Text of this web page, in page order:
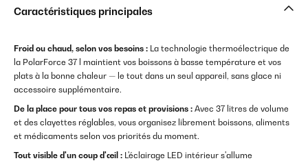
Caractéristiques principales
Froid ou chaud, selon vos besoins : La technologie thermoélectrique de
la PolarForce 37 l maintient vos boissons à basse température et vos
plats à la bonne chaleur — le tout dans un seul appareil, sans glace ni
accessoire supplémentaire.
De la place pour tous vos repas et provisions : Avec 37 litres de volume
et des clayettes réglables, vous organisez librement boissons, aliments
et médicaments selon vos priorités du moment.
Tout visible d'un coup d'œil : L'éclairage LED intérieur s'allume